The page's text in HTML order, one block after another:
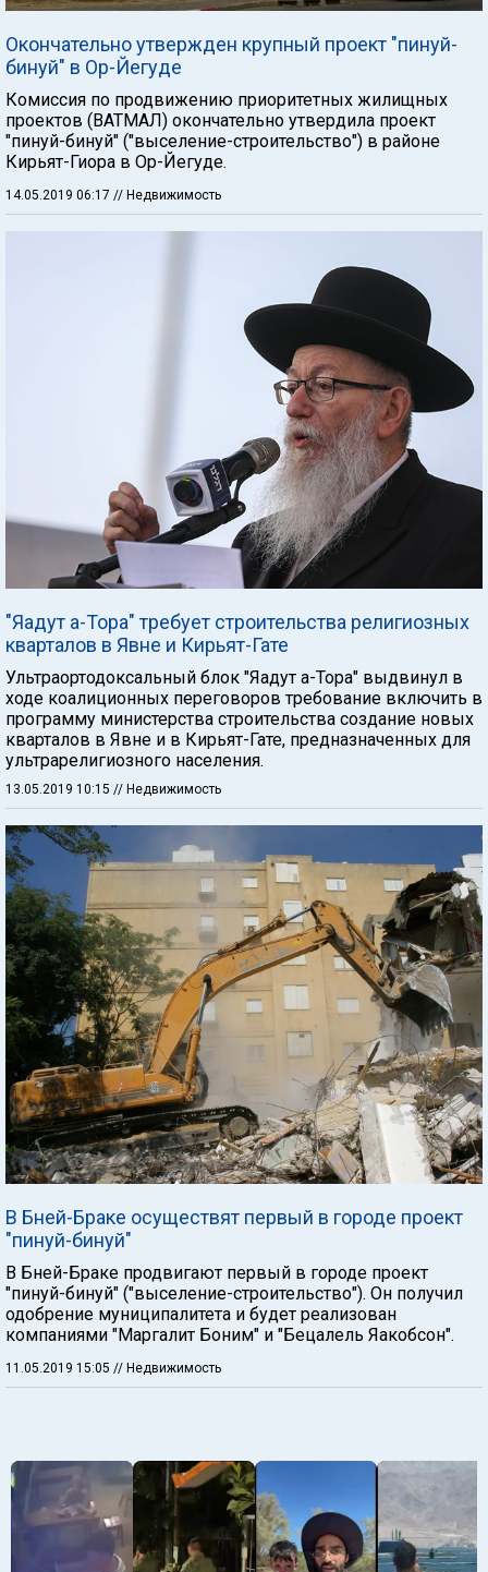
Окончательно утвержден крупный проект "пинуй-
бинуй" в Ор-Йегуде
Комиссия по продвижению приоритетных жилищных
проектов (ВАТМАЛ) окончательно утвердила проект
"пинуй-бинуй" ("выселение-строительство") в районе
Кирьят-Гиора в Ор-Йегуде.
14.05.2019 06:17 // Недвижимость
"Яадут а-Тора" требует строительства религиозных
кварталов в Явне и Кирьят-Гате
Ультраортодоксальный блок "Яадут а-Тора" выдвинул в
ходе коалиционных переговоров требование включить в
программу министерства строительства создание новых
кварталов в Явне и в Кирьят-Гате, предназначенных для
ультрарелигиозного населения.
13.05.2019 10:15 // Недвижимость
В Бней-Браке осуществят первый в городе проект
"пинуй-бинуй"
В Бней-Браке продвигают первый в городе проект
"пинуй-бинуй" ("выселение-строительство"). Он получил
одобрение муниципалитета и будет реализован
компаниями "Маргалит Боним" и "Бецалель Яакобсон".
11.05.2019 15:05 // Недвижимость